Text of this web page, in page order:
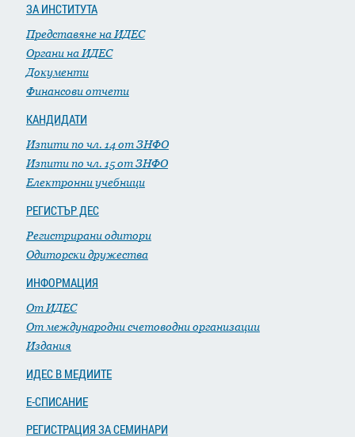
ЗА ИНСТИТУТА
Представяне на ИДЕС
Органи на ИДЕС
Документи
Финансови отчети
КАНДИДАТИ
Изпити по чл. 14 от ЗНФО
Изпити по чл. 15 от ЗНФО
Електронни учебници
РЕГИСТЪР ДЕС
Регистрирани одитори
Одиторски дружества
ИНФОРМАЦИЯ
От ИДЕС
От международни счетоводни организации
Издания
ИДЕС В МЕДИИТЕ
Е-СПИСАНИЕ
РЕГИСТРАЦИЯ ЗА СЕМИНАРИ